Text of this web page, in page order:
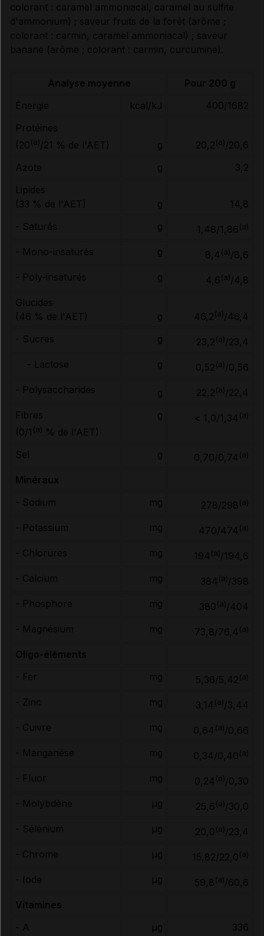
colorant : caramel ammoniacal, caramel au sulfite
d'ammonium) ; saveur fruits de la forêt (arôme ;
colorant : carmin, caramel ammoniacal) ; saveur
banane (arôme ; colorant : carmin, curcumine).
Analyse moyenne
Pour 200 g
Énergie
kcal/kJ
400/1682
Protéines
(20(a)/21 % de l'AET) g 20,2(a)/20,6
Azote
g
3,2
Lipides
(33 % de l'AET)
g
14,8
- Saturés
g 1,48/1,86(a)
- Mono-insaturés g 8,4 (a)/8,6
- Poly-insaturés
g 4,6(a)/4,8
Glucides
(46 % de l'AET)
g 46,2(a)/46,4
- Sucres
g 23,2(a)/23,4
- Lactose
g 0,52(a)/0,56
- Polysaccharides
g 22,2(a)/22,4
Fibres
(0/1 (a) % de l'AET)
g < 1,0/1,34 (a)
Sel g 0,70/0,74 (a)
Minéraux
- Sodium
mg 278/298(a)
- Potassium mg 470/474 (a)
- Chlorures mg 194 (a)/194,6
- Calcium
mg 384 (a)/398
- Phosphore
mg 380(a)/404
- Magnésium
mg 73,8/76,4 (a)
Oligo-éléments
- Fer
mg 5,36/5,42(a)
- Zinc mg 3,14 (a)/3,44
- Cuivre
mg 0,64 (a)/0,66
- Manganèse
mg 0,34/0,40(a)
- Fluor mg 0,24 (a)/0,30
- Molybdène
µg 25,6(a)/30,0
- Sélénium
µg 20,0(a)/23,4
- Chrome
µg 15,82/22,0(a)
- Iode µg 59,8(a)/60,6
Vitamines
- A
µg 336